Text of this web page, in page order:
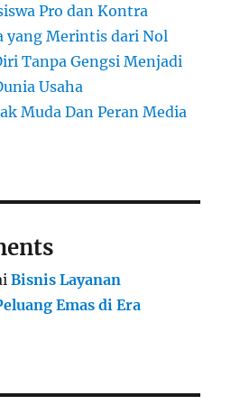
Pro dan Kontra
yang Merintis dari Nol
Tanpa Gengsi Menjadi
Usaha
Muda Dan Peran Media
Bisnis Layanan
Emas di Era